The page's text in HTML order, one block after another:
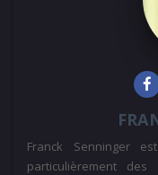
Franck Senninger
particulièrement